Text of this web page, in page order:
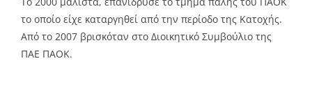
το οποίο είχε καταργηθεί από την περίοδο της Κατοχής.
Από το 2007 βρισκόταν στο Διοικητικό Συμβούλιο της
ΠΑΕ ΠΑΟΚ.